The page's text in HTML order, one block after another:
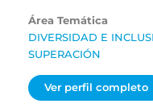
Área Temática
DIVERSIDAD E
SUPERACIÓN
Ver perfil completo